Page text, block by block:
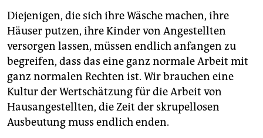
Diejenigen, die sich ihre Wäsche machen, ihre
Häuser putzen, ihre Kinder von Angestellten
versorgen lassen, müssen endlich anfangen zu
begreifen, dass das eine ganz normale Arbeit mit
ganz normalen Rechten ist. Wir brauchen eine
Kultur der Wertschätzung für die Arbeit von
Hausangestellten, die Zeit der skrupellosen
Ausbeutung muss endlich enden.